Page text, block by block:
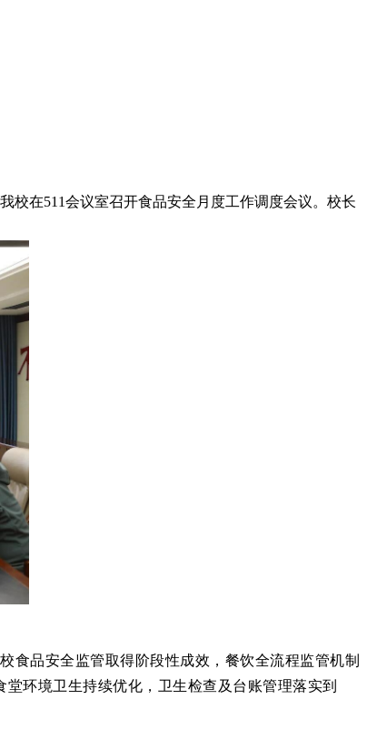
在511会议室召开食品安全月度工作调度会议。校长
食品安全监管取得阶段性成效，餐饮全流程监管机制
环境卫生持续优化，卫生检查及台账管理落实到